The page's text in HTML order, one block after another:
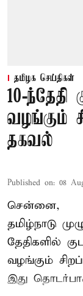
தமிழக செய்திகள்
10-ந்தேதி
வழங்கும்
தகவல்
Published on: 08
சென்னை,
தமிழ்நாடு
தேதிகளில்
வழங்கும்
இது